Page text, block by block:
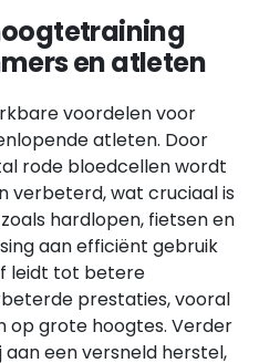
en atleten
voordelen voor
atleten. Door
rode bloedcellen wordt
verbeterd, wat cruciaal is
hardlopen, fietsen en
aan efficiënt gebruik
leidt tot betere
prestaties, vooral
grote hoogtes. Verder
een versneld herstel,